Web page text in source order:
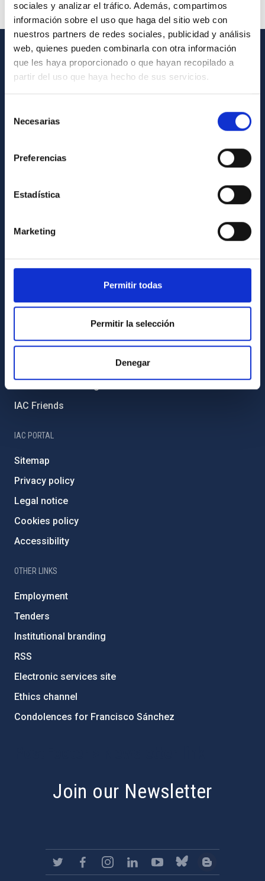
sociales y analizar el tráfico. Además, compartimos
información sobre el uso que haga del sitio web con
nuestros partners de redes sociales, publicidad y análisis
web, quienes pueden combinarla con otra información
que les haya proporcionado o que hayan recopilado a
partir del uso que haya hecho de sus servicios.
Necesarias
Preferencias
Estadística
Marketing
Permitir todas
Permitir la selección
Denegar
GENERAL INFORMATION
ABOUT THE IAC
Gender equality and diversity
Environment and Sustainability
IAC Projects
IAC Friends
IAC PORTAL
Sitemap
Privacy policy
Legal notice
Cookies policy
Accessibility
OTHER LINKS
Employment
Tenders
Institutional branding
RSS
Electronic services site
Ethics channel
Condolences for Francisco Sánchez
Join our Newsletter